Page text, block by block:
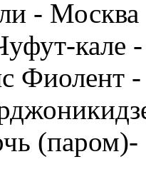
- Москва
кале
Фиолент